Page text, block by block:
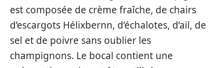
est composée de crème fraîche, de chairs
d’escargots Hélixbernn, d’échalotes, d’ail, de
sel et de poivre sans oublier les
champignons. Le bocal contient une